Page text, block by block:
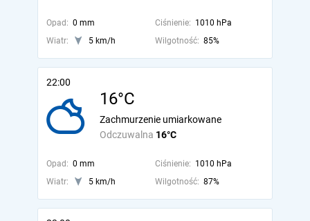
Opad: 0 mm Ciśnienie: 1010 hPa
Wiatr:
5 km/h Wilgotność: 85%
22:00
16°C
Odczuwalna 16°C
Zachmurzenie umiarkowane
Opad: 0 mm Ciśnienie: 1010 hPa
Wiatr:
5 km/h Wilgotność: 87%